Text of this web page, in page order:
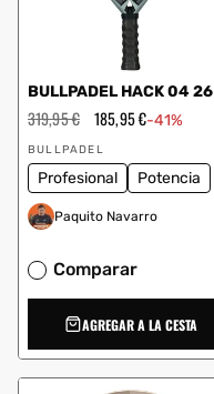
BULLPADEL HACK 04 26
Precio
habitual
319,95 € Precio
de
oferta
185,95 €-41%
Proveedor:
BULLPADEL
Profesional Potencia
Paquito Navarro
Comparar
AGREGAR A LA CESTA